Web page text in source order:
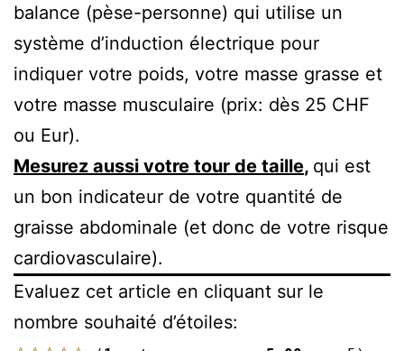
balance (pèse-personne) qui utilise un
système d’induction électrique pour
indiquer votre poids, votre masse grasse et
votre masse musculaire (prix: dès 25 CHF
ou Eur).
Mesurez aussi votre tour de taille, qui est
un bon indicateur de votre quantité de
graisse abdominale (et donc de votre risque
cardiovasculaire).
Evaluez cet article en cliquant sur le
nombre souhaité d’étoiles: